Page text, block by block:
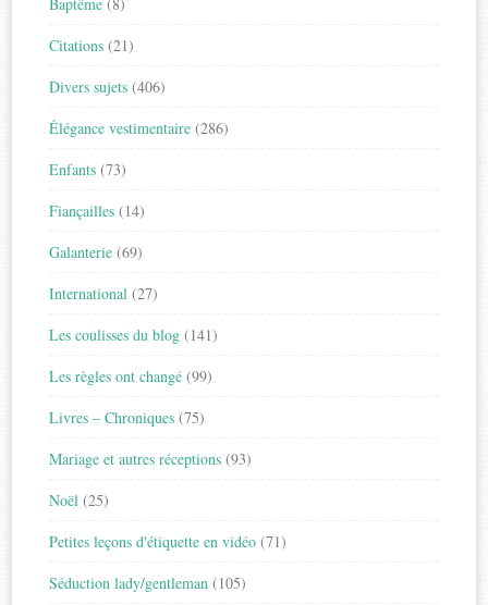
Citations (21)
Divers sujets (406)
Élégance vestimentaire (286)
Enfants (73)
Fiançailles (14)
Galanterie (69)
International (27)
Les coulisses du blog (141)
Les règles ont changé (99)
Livres – Chroniques (75)
Mariage et autres réceptions (93)
Noël (25)
Petites leçons d'étiquette en vidéo (71)
Séduction lady/gentleman (105)